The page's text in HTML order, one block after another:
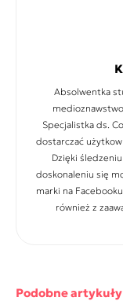
Absolwentka
Specjalistka ds.
dostarczać
Dzięki
doskonaleniu się
marki na
również z
podobne artykuły